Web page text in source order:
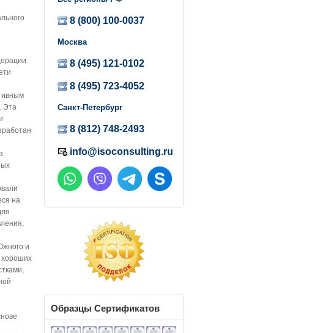
Эта
на
и
хороших
8 (800) 100-0037
Москва
8 (495) 121-0102
8 (495) 723-4052
Санкт-Петербург
8 (812) 748-2493
info@isoconsulting.ru
Образцы Сертификатов